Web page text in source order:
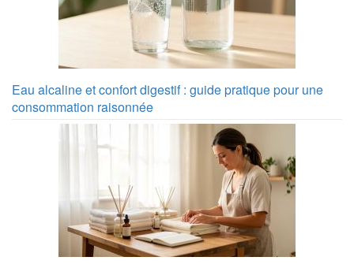
Eau alcaline et confort digestif : guide pratique pour une
consommation raisonnée